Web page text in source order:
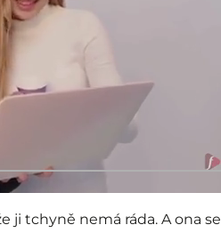
ji tchyně nemá ráda. A ona se